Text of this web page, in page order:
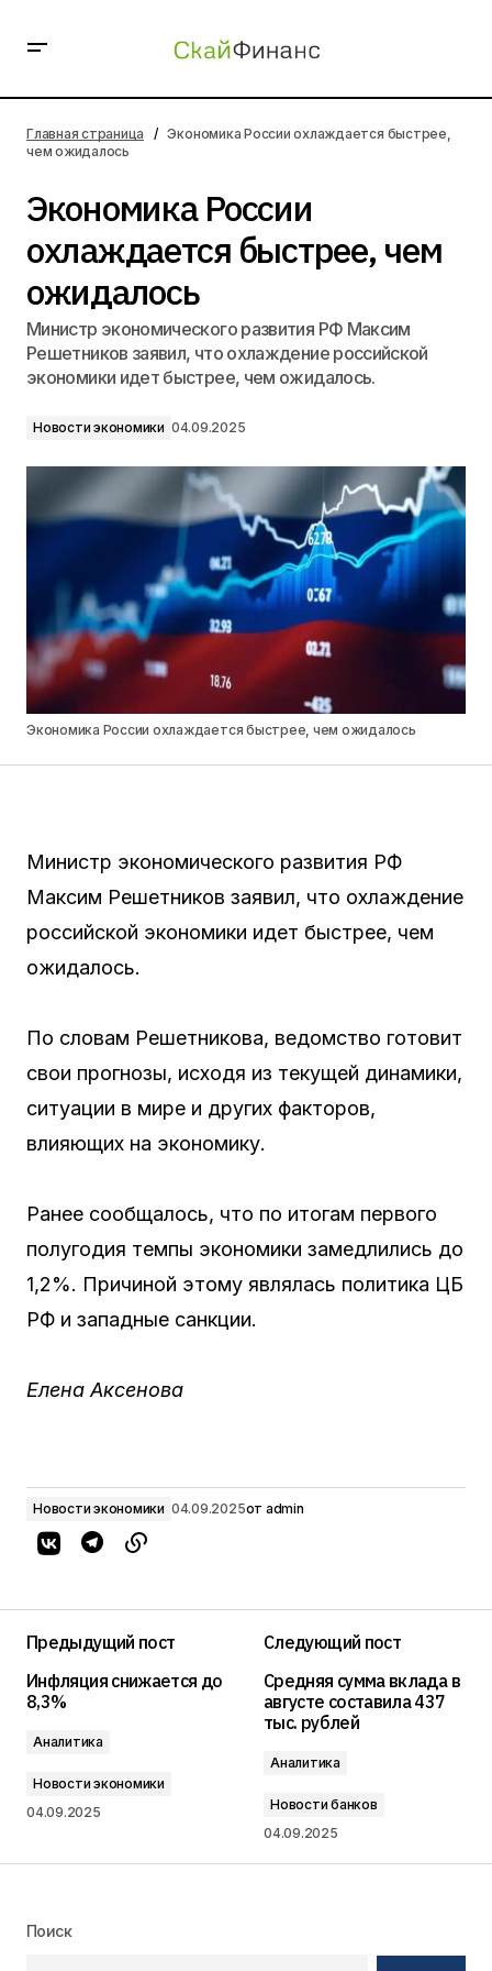
ожидалось
Главная страница
Экономика России охлаждается быстрее,
чем ожидалось
Экономика России
охлаждается быстрее, чем
ожидалось
Министр экономического развития РФ Максим
Решетников заявил, что охлаждение российской
экономики идет быстрее, чем ожидалось.
Новости экономики 04.09.2025
Экономика России охлаждается быстрее, чем ожидалось
Министр экономического развития РФ
Максим Решетников заявил, что охлаждение
российской экономики идет быстрее, чем
ожидалось.
По словам Решетникова, ведомство готовит
свои прогнозы, исходя из текущей динамики,
ситуации в мире и других факторов,
влияющих на экономику.
Ранее сообщалось, что по итогам первого
полугодия темпы экономики замедлились до
1,2%. Причиной этому являлась политика ЦБ
РФ и западные санкции.
Елена Аксенова
Новости экономики 04.09.2025от admin
Предыдущий пост
Инфляция снижается до
8,3%
Аналитика
Новости экономики
04.09.2025
Следующий пост
Средняя сумма вклада в
августе составила 437
тыс. рублей
Аналитика
Новости банков
04.09.2025
Поиск